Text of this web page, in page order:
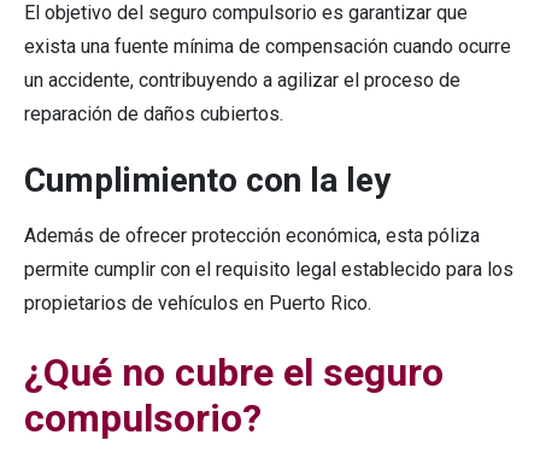
El objetivo del seguro compulsorio es garantizar que
exista una fuente mínima de compensación cuando ocurre
un accidente, contribuyendo a agilizar el proceso de
reparación de daños cubiertos.
Cumplimiento con la ley
Además de ofrecer protección económica, esta póliza
permite cumplir con el requisito legal establecido para los
propietarios de vehículos en Puerto Rico.
¿Qué no cubre el seguro
compulsorio?